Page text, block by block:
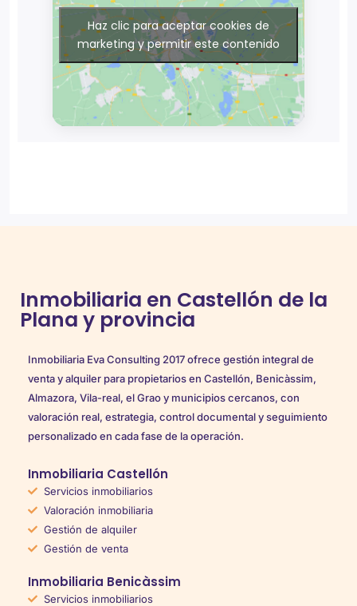
Haz clic para aceptar cookies de
marketing y permitir este contenido
Inmobiliaria en Castellón de la
Plana y provincia
Inmobiliaria Eva Consulting 2017 ofrece gestión integral de
venta y alquiler para propietarios en Castellón, Benicàssim,
Almazora, Vila-real, el Grao y municipios cercanos, con
valoración real, estrategia, control documental y seguimiento
personalizado en cada fase de la operación.
Inmobiliaria Castellón
Servicios inmobiliarios
Valoración inmobiliaria
Gestión de alquiler
Gestión de venta
Inmobiliaria Benicàssim
Servicios inmobiliarios